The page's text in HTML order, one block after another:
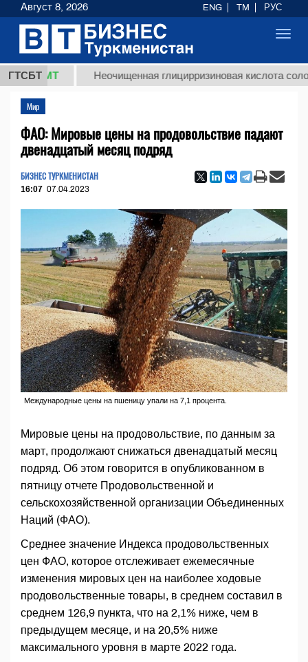
ГТСБТ
ТМТ Неочищенная глицирризиновая кислота
Мир
ФАО: Мировые цены на продовольствие падают
двенадцатый месяц подряд
БИЗНЕС ТУРКМЕНИСТАН
16:07 07.04.2023
Международные цены на пшеницу упали на 7,1 процента.
Мировые цены на продовольствие, по данным за
март, продолжают снижаться двенадцатый месяц
подряд. Об этом говорится в опубликованном в
пятницу отчете Продовольственной и
сельскохозяйственной организации Объединенных
Наций (ФАО).
Среднее значение Индекса продовольственных
цен ФАО, которое отслеживает ежемесячные
изменения мировых цен на наиболее ходовые
продовольственные товары, в среднем составил в
среднем 126,9 пункта, что на 2,1% ниже, чем в
предыдущем месяце, и на 20,5% ниже
максимального уровня в марте 2022 года.
Август 8, 2026 ENG TM РУС